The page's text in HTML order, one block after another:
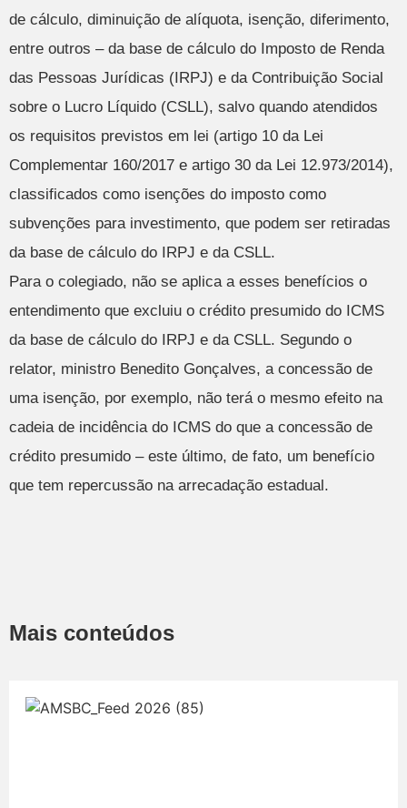
de cálculo, diminuição de alíquota, isenção, diferimento,
entre outros – da base de cálculo do Imposto de Renda
das Pessoas Jurídicas (IRPJ) e da Contribuição Social
sobre o Lucro Líquido (CSLL), salvo quando atendidos
os requisitos previstos em lei (artigo 10 da Lei
Complementar 160/2017 e artigo 30 da Lei 12.973/2014),
classificados como isenções do imposto como
subvenções para investimento, que podem ser retiradas
da base de cálculo do IRPJ e da CSLL.
Para o colegiado, não se aplica a esses benefícios o
entendimento que excluiu o crédito presumido do ICMS
da base de cálculo do IRPJ e da CSLL. Segundo o
relator, ministro Benedito Gonçalves, a concessão de
uma isenção, por exemplo, não terá o mesmo efeito na
cadeia de incidência do ICMS do que a concessão de
crédito presumido – este último, de fato, um benefício
que tem repercussão na arrecadação estadual.
Mais conteúdos